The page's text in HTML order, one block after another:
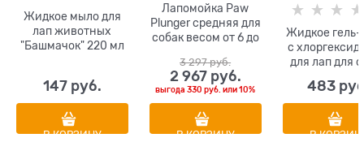
Жидкое мыло для
лап животных
"Башмачок" 220 мл
147 руб.
В КОРЗИНУ
Лапомойка Paw
Plunger средняя для
собак весом от 6 до
3 297 руб.
2 967 руб.
выгода330 руб. или10%
В КОРЗИНУ
Жидкое
с
для лап для
свободы"
483
В